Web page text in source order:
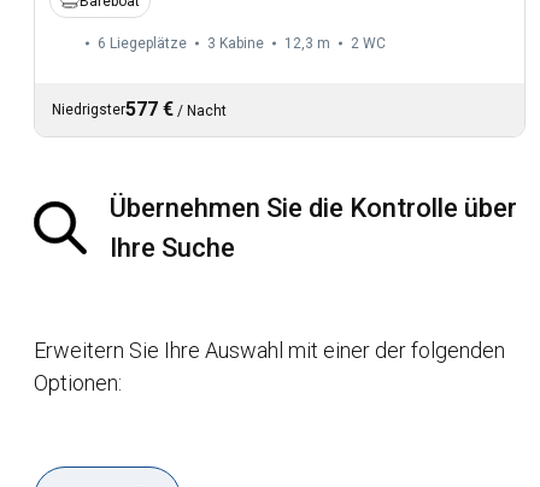
6 Liegeplätze 3 Kabine 12,3 m 2 WC
Niedrigster577 € / Nacht
Übernehmen Sie die Kontrolle über
Ihre Suche
Erweitern Sie Ihre Auswahl mit einer der folgenden
Optionen: